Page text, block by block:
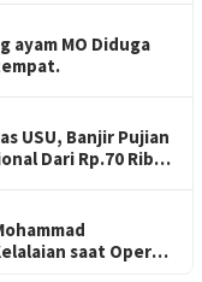
ayam MO Diduga
USU, Banjir Pujian
Dari Rp.70 Ribu
saat Operasi